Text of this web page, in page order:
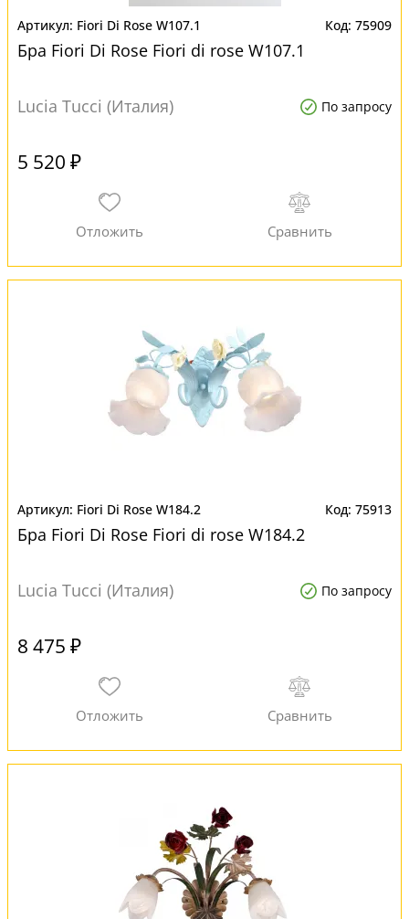
Fiori Di Rose W107.1 75909
Бра Fiori Di Rose Fiori di rose W107.1
Lucia Tucci (Италия) По запросу
5 520 ₽
Fiori Di Rose W184.2 75913
Бра Fiori Di Rose Fiori di rose W184.2
Lucia Tucci (Италия) По запросу
8 475 ₽